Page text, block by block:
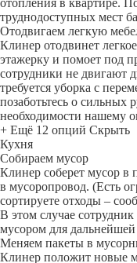
отопления в квартире.
труднодоступных мест
Отодвигаем легкую
Клинер отодвинет
этажерку и помоет под
сотрудники не двигают
требуется уборка с
позаботьтесь о сильных
необходимости нашему
+ Ещё 12 опций Скрыть
Кухня
Собираем мусор
Клинер соберет мусор
в мусоропровод. (Есть
сортируете отходы –
В этом случае
мусором для
Меняем пакеты в
Клинер положит новые